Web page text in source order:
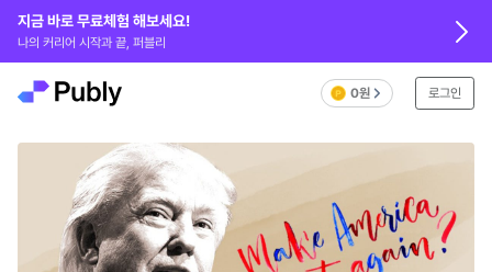
0원 로그인
지금 바로 무료체험 해보세요!
나의 커리어 시작과 끝, 퍼블리